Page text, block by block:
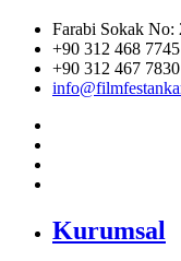
Farabi Sokak No:
+90 312 468
+90 312 467 7830
Kurumsal